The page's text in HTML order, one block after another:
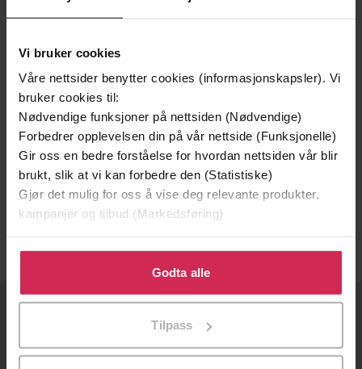
Vi bruker cookies
Våre nettsider benytter cookies (informasjonskapsler). Vi
bruker cookies til:
Nødvendige funksjoner på nettsiden (Nødvendige)
Forbedrer opplevelsen din på vår nettside (Funksjonelle)
Gir oss en bedre forståelse for hvordan nettsiden vår blir
brukt, slik at vi kan forbedre den (Statistiske)
Gjør det mulig for oss å vise deg relevante produkter,
kampanjer og tilbud (Markedsføring)
Klikk på «Godta alle» for å gi oss ditt samtykke til å
bruke cookies for alle disse formålene. Du kan også
tilpasse ditt samtykke til spesifikke formål ved å klikke
Godta alle
Tilpass
154,-
A Brief History of Misogyny
Jack Holland
EBOK
Om Ebok.no